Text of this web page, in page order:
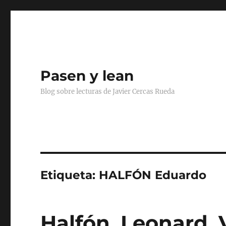
Pasen y lean
Blog sobre lecturas de Javier Cercas Rueda
Etiqueta: HALFÓN Eduardo